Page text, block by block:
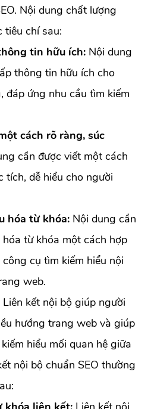
Nội dung chất lượng
tiêu chí sau:
tin hữu ích: Nội dung
thông tin hữu ích cho
đáp ứng nhu cầu tìm kiếm
cách rõ ràng, súc
cần được viết một cách
tích, dễ hiểu cho người
hóa từ khóa: Nội dung cần
từ khóa một cách hợp
cụ tìm kiếm hiểu nội
web.
Liên kết nội bộ giúp người
hướng trang web và giúp
hiểu mối quan hệ giữa
nội bộ chuẩn SEO thường